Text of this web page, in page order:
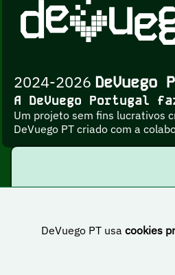
DeVuego PT usa cookies
2024-2026 DeVuego
A DeVuego Portugal
Um projeto sem fins lucrativos
DeVuego PT criado com a